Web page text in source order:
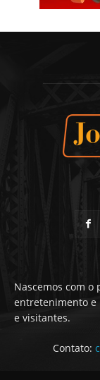
Nascemos com
entretenimento e
e visitantes.
Contato: